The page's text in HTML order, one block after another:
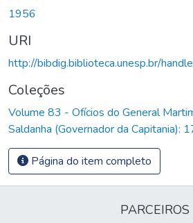
1956
URI
http://bibdig.biblioteca.unesp.br/
Coleções
Volume 83 - Ofícios do General
Saldanha (Governador da Capitania):
Página do item completo
PARCEIROS